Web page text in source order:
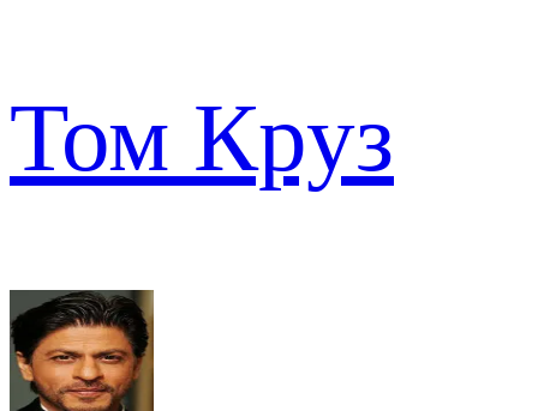
Том Круз